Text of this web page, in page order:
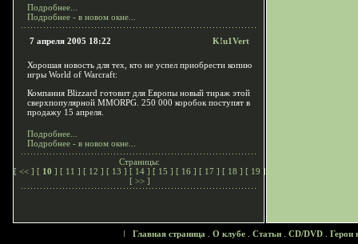
Подробнее...
Подробнее - в новом окне...
7 апреля 2005 18:22 K!u1Vert
Хорошая новость для тех, кто не успел приобрести копию
игры World of Warcraft:
Компания Blizzard готовит для Европы новый тираж этой
сверхпопулярной MMORPG. 250 000 коробок поступят в
продажу 15 апреля.
Подробнее...
Подробнее - в новом окне...
Страницы:
[ << ] [ 10 ] [ 11 ] [ 12 ] [ 13 ] [ 14 ] [ 15 ] [ 16 ] [ 17 ] [ 18 ] [ 19 ]
[ >> ]
Главная страница О клубе Статьи CD/DVD Герои